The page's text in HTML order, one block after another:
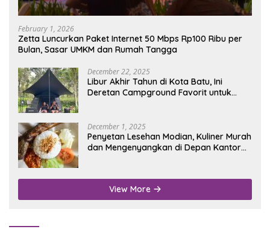
February 1, 2026
Zetta Luncurkan Paket Internet 50 Mbps Rp100 Ribu per
Bulan, Sasar UMKM dan Rumah Tangga
December 22, 2025
Libur Akhir Tahun di Kota Batu, Ini
Deretan Campground Favorit untuk
December 1, 2025
Penyetan Lesehan Modian, Kuliner Murah
dan Mengenyangkan di Depan Kantor
View More